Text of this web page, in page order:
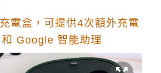
電盒，可提供4次額外充電
Google 智能助理